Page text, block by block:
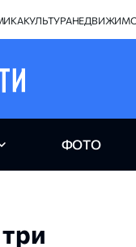
КУЛЬТУРА
ФОТО